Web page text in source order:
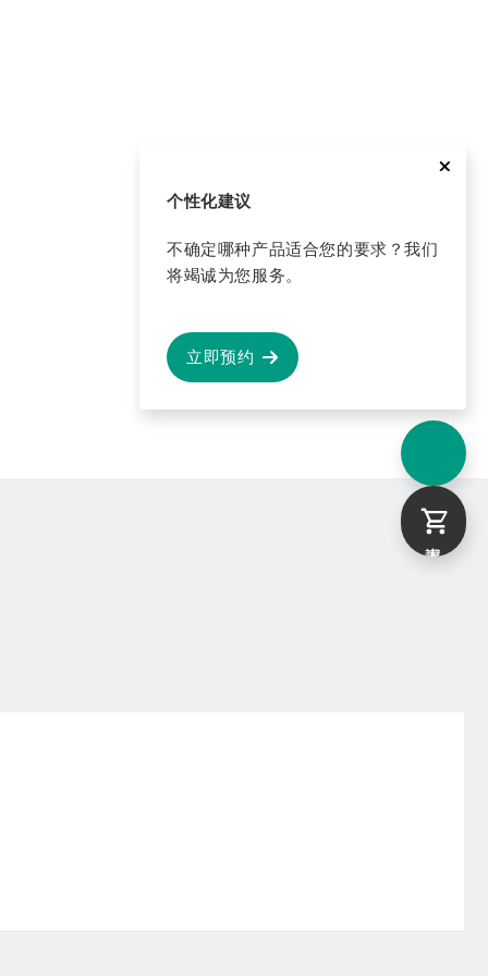
个性化建议
不确定哪种产品适合您的要求？我们
将竭诚为您服务。
立即预约